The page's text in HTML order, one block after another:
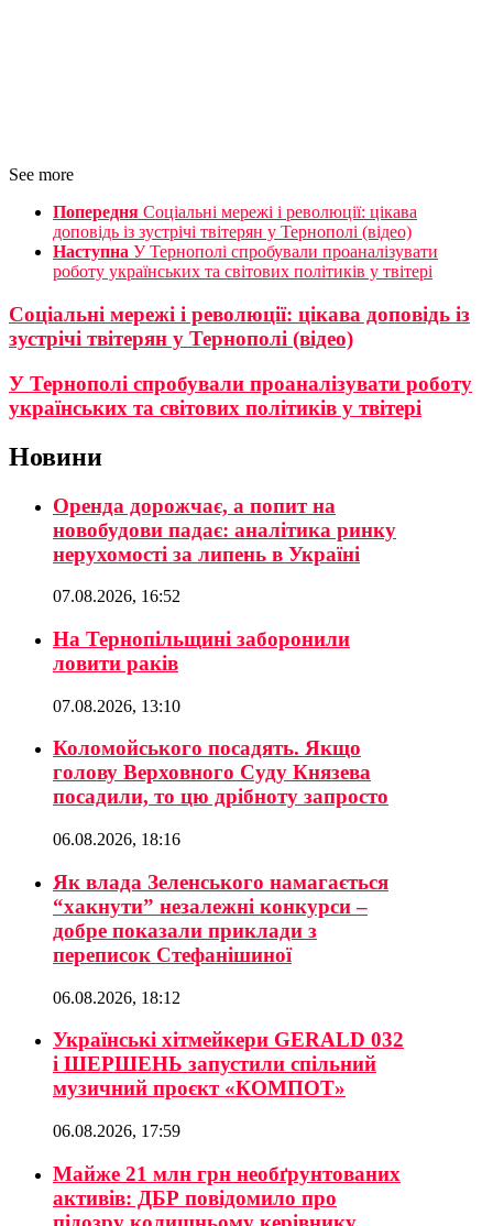
See more
Попередня Соціальні мережі і революції: цікава
доповідь із зустрічі твітерян у Тернополі (відео)
Наступна У Тернополі спробували проаналізувати
роботу українських та світових політиків у твітері
Соціальні мережі і революції: цікава доповідь із
зустрічі твітерян у Тернополі (відео)
У Тернополі спробували проаналізувати роботу
українських та світових політиків у твітері
Новини
Оренда дорожчає, а попит на
новобудови падає: аналітика ринку
нерухомості за липень в Україні
07.08.2026, 16:52
На Тернопільщині заборонили
ловити раків
07.08.2026, 13:10
Коломойського посадять. Якщо
голову Верховного Суду Князева
посадили, то цю дрібноту запросто
06.08.2026, 18:16
Як влада Зеленського намагається
“хакнути” незалежні конкурси –
добре показали приклади з
переписок Стефанішиної
06.08.2026, 18:12
Українські хітмейкери GERALD 032
і ШЕРШЕНЬ запустили спільний
музичний проєкт «КОМПОТ»
06.08.2026, 17:59
Майже 21 млн грн необґрунтованих
активів: ДБР повідомило про